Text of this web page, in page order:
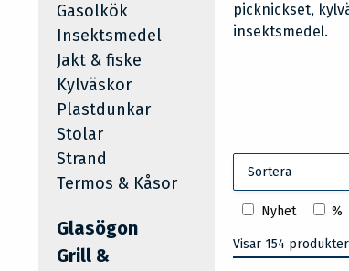
Gasolkök
Insektsmedel
Jakt & fiske
Kylväskor
Plastdunkar
Stolar
Strand
Termos & Kåsor
Glasögon
Grill &
picknickset,
insektsmedel.
Sortera
Nyhet %
Visar 154 produkter